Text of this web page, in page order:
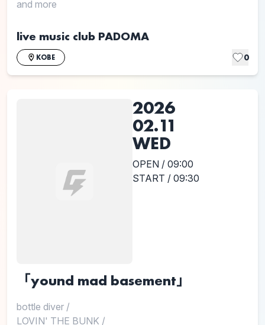
and more
live music club PADOMA
KOBE 0
2026
02.11
WED
OPEN / 09:00
START / 09:30
「yound mad basement」
bottle diver /
LOVIN' THE BUNK /